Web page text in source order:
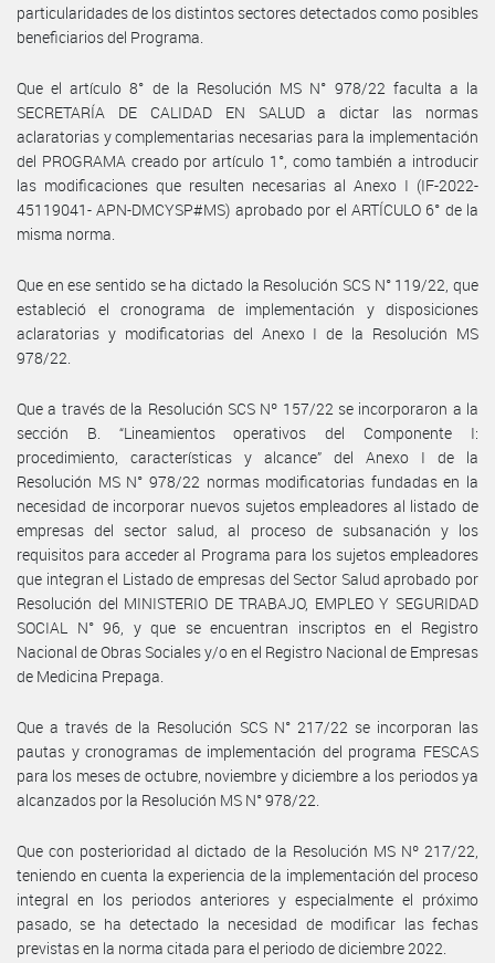
particularidades de los distintos sectores detectados como posibles
beneficiarios del Programa.
Que el artículo 8° de la Resolución MS N° 978/22 faculta a la
SECRETARÍA DE CALIDAD EN SALUD a dictar las normas
aclaratorias y complementarias necesarias para la implementación
del PROGRAMA creado por artículo 1°, como también a introducir
las modificaciones que resulten necesarias al Anexo I (IF-2022-
45119041- APN-DMCYSP#MS) aprobado por el ARTÍCULO 6° de la
misma norma.
Que en ese sentido se ha dictado la Resolución SCS N° 119/22, que
estableció el cronograma de implementación y disposiciones
aclaratorias y modificatorias del Anexo I de la Resolución MS
978/22.
Que a través de la Resolución SCS Nº 157/22 se incorporaron a la
sección B. “Lineamientos operativos del Componente I:
procedimiento, características y alcance” del Anexo I de la
Resolución MS N° 978/22 normas modificatorias fundadas en la
necesidad de incorporar nuevos sujetos empleadores al listado de
empresas del sector salud, al proceso de subsanación y los
requisitos para acceder al Programa para los sujetos empleadores
que integran el Listado de empresas del Sector Salud aprobado por
Resolución del MINISTERIO DE TRABAJO, EMPLEO Y SEGURIDAD
SOCIAL N° 96, y que se encuentran inscriptos en el Registro
Nacional de Obras Sociales y/o en el Registro Nacional de Empresas
de Medicina Prepaga.
Que a través de la Resolución SCS N° 217/22 se incorporan las
pautas y cronogramas de implementación del programa FESCAS
para los meses de octubre, noviembre y diciembre a los periodos ya
alcanzados por la Resolución MS N° 978/22.
Que con posterioridad al dictado de la Resolución MS Nº 217/22,
teniendo en cuenta la experiencia de la implementación del proceso
integral en los periodos anteriores y especialmente el próximo
pasado, se ha detectado la necesidad de modificar las fechas
previstas en la norma citada para el periodo de diciembre 2022.